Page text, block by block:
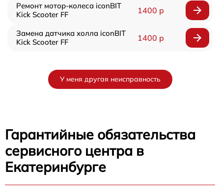
Ремонт мотор-колеса iconBIT
Kick Scooter FF
1400 р
Замена датчика холла iconBIT
Kick Scooter FF
1400 р
У меня другая неисправность
Гарантийные обязательства
сервисного центра в
Екатеринбурге